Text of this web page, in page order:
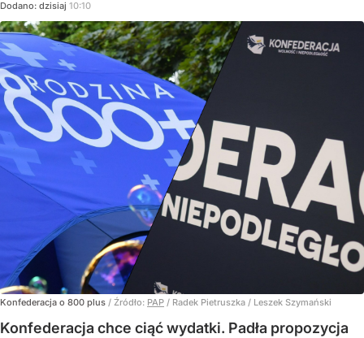
Dodano: dzisiaj 10:10
Konfederacja o 800 plus / Źródło: PAP / Radek Pietruszka / Leszek Szymański
Konfederacja chce ciąć wydatki. Padła propozycja